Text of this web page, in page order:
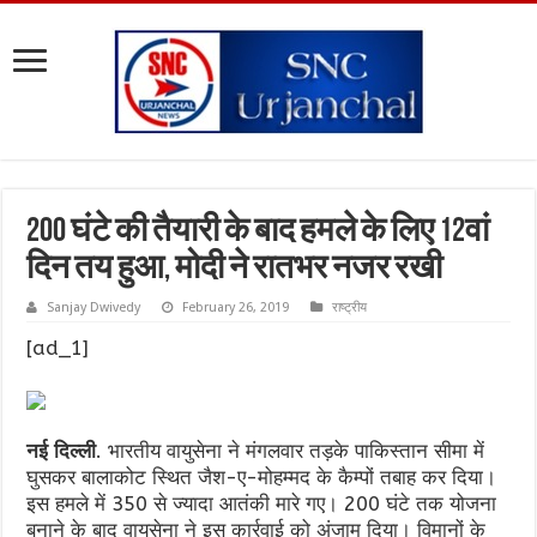
200 घंटे की तैयारी के बाद हमले के लिए 12वां
दिन तय हुआ, मोदी ने रातभर नजर रखी
Sanjay Dwivedy February 26, 2019 राष्ट्रीय
[ad_1]
नई दिल्ली. भारतीय वायुसेना ने मंगलवार तड़के पाकिस्तान सीमा में
घुसकर बालाकोट स्थित जैश-ए-मोहम्मद के कैम्पों तबाह कर दिया।
इस हमले में 350 से ज्यादा आतंकी मारे गए। 200 घंटे तक योजना
बनाने के बाद वायुसेना ने इस कार्रवाई को अंजाम दिया। विमानों के